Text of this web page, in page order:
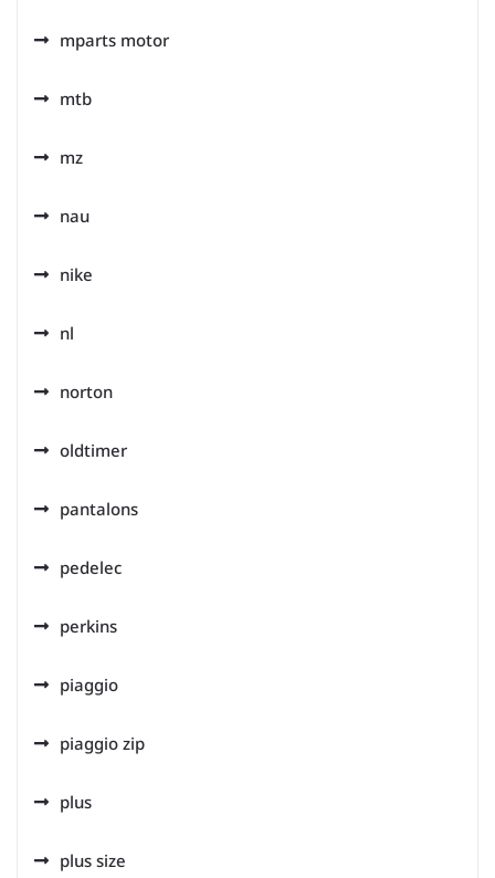
mparts motor
mtb
mz
nau
nike
nl
norton
oldtimer
pantalons
pedelec
perkins
piaggio
piaggio zip
plus
plus size